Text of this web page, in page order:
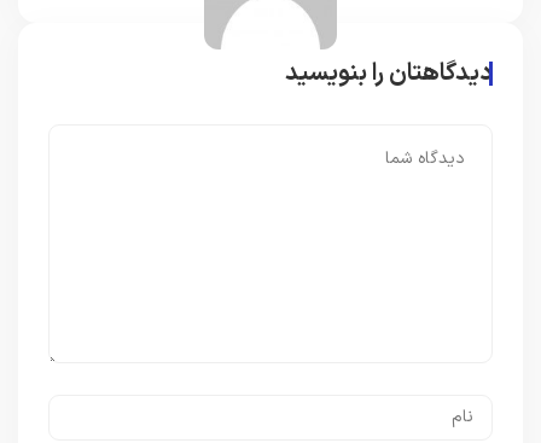
دیدگاهتان را بنویسید